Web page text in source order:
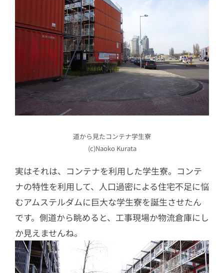
道から見たコンテナ学生寮
(c)Naoko Kurata
実はそれは、コンテナを利用した学生寮。コンテ
ナの特性を利用して、人口過密による住宅不足に悩
むアムステルダムに巨大な学生寮を誕生させたん
です。側道から眺めると、工事現場か物流倉庫にし
か見えませんね。